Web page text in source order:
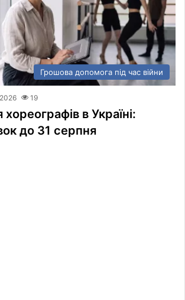
Грошова допомога під час війни
19
в Україні:
до 31 серпня